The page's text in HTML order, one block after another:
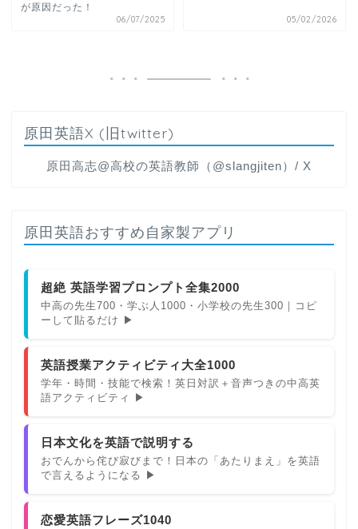
が原因だった！
06/07/2025 05/02/2026
原田英語X (旧twitter)
原田高志@高校の英語教師（@slangjiten）/ X
原田英語おすすめ自家製アプリ
超絶 英語学習プロンプト全集2000
中高の先生700・学ぶ人1000・小学校の先生300｜コピ
ーして貼るだけ ▶
英語授業アクティビティ大全1000
学年・時間・技能で検索！英日対訳＋音声つきの中高英
語アクティビティ ▶
日本文化を英語で説明する
おでんから侘び寂びまで！日本の「あたりまえ」を英語
で言えるようになる ▶
恋愛英語フレーズ1040